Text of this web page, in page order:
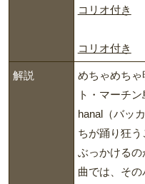
コリオ付き
コリオ付き
解説
めちゃめち
ト・マーチ
hanal（バッ
ちが踊り狂
ぶっかける
曲では、そ